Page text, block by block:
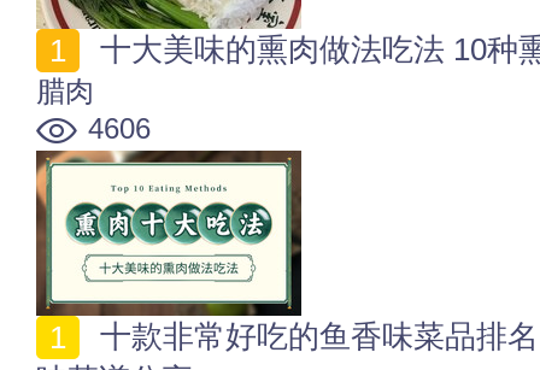
十大美味的熏肉做法吃法 10种
腊肉
4606